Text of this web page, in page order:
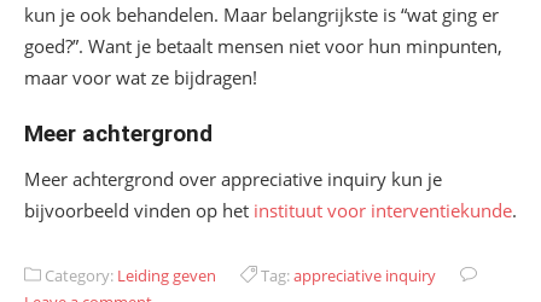
kun je ook behandelen. Maar belangrijkste is “wat ging er
goed?”. Want je betaalt mensen niet voor hun minpunten,
maar voor wat ze bijdragen!
Meer achtergrond
Meer achtergrond over appreciative inquiry kun je
bijvoorbeeld vinden op het instituut voor interventiekunde.
Category: Leiding geven Tag:appreciative inquiry